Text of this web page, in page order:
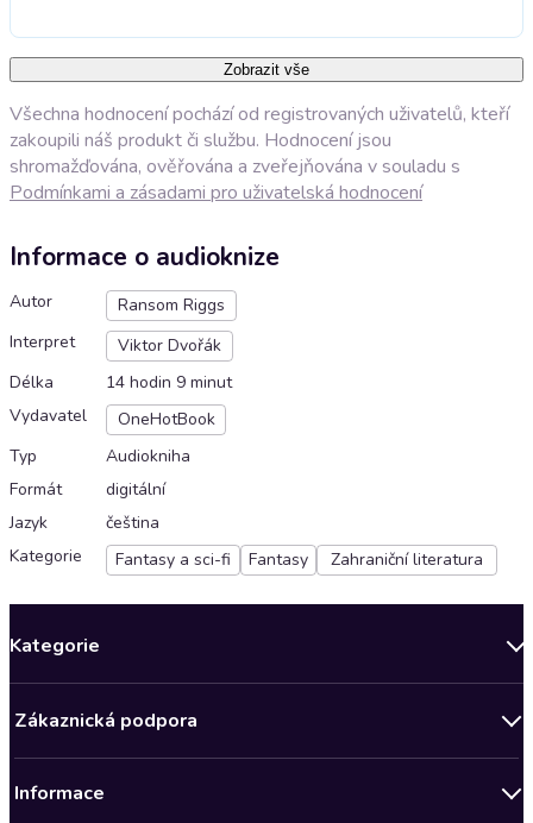
Zobrazit vše
Všechna hodnocení pochází od registrovaných uživatelů, kteří
zakoupili náš produkt či službu. Hodnocení jsou
shromažďována, ověřována a zveřejňována v souladu s
Podmínkami a zásadami pro uživatelská hodnocení
Informace o audioknize
Autor
Ransom Riggs
Interpret
Viktor Dvořák
Délka
14 hodin 9 minut
Vydavatel
OneHotBook
Typ
Audiokniha
Formát
digitální
Jazyk
čeština
Kategorie
Fantasy a sci-fi Fantasy Zahraniční literatura
Kategorie
Bestsellery měsíce
Zákaznická podpora
Informace